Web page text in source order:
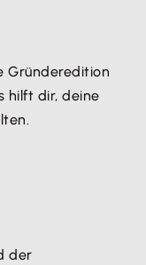
Gründeredition
hilft dir, deine
der